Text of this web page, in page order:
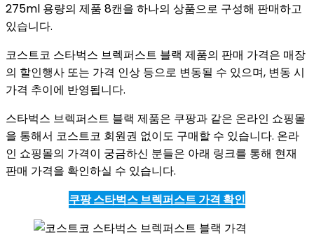
275ml 용량의 제품 8캔을 하나의 상품으로 구성해 판매하고
있습니다.
코스트코 스타벅스 브렉퍼스트 블랙 제품의 판매 가격은 매장
의 할인행사 또는 가격 인상 등으로 변동될 수 있으며, 변동 시
가격 추이에 반영됩니다.
스타벅스 브렉퍼스트 블랙 제품은 쿠팡과 같은 온라인 쇼핑몰
을 통해서 코스트코 회원권 없이도 구매할 수 있습니다. 온라
인 쇼핑몰의 가격이 궁금하신 분들은 아래 링크를 통해 현재
판매 가격을 확인하실 수 있습니다.
쿠팡 스타벅스 브렉퍼스트 가격 확인